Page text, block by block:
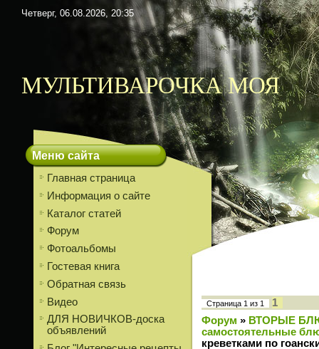
Четверг, 06.08.2026, 20:35
МУЛЬТИВАРОЧКА МОЯ
Меню сайта
Главная страница
Информация о сайте
Каталог статей
Форум
Фотоальбомы
Гостевая книга
Обратная связь
Видео
ДЛЯ НОВИЧКОВ-доска
объявлений
Страница 1 из 1
1
Форум » ВТОРЫЕ
самостоятельные
креветками по